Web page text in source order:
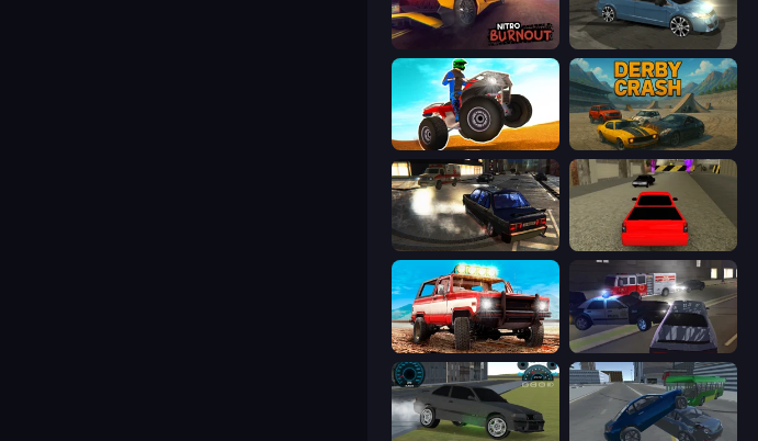
Drift Club
ATV Ultimate Offroad Derby Crash
City Classic Car Driving: 131 Speed Brazil
Offroad Masters Challenge City Car Driving Simulator 3